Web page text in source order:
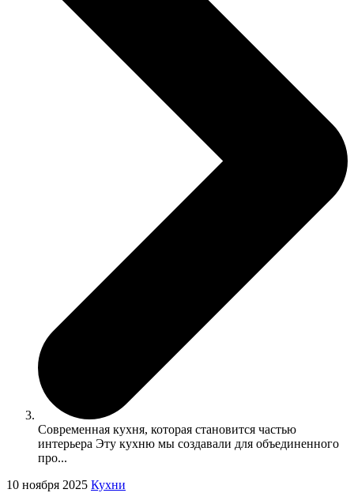
Современная кухня, которая становится частью
интерьера Эту кухню мы создавали для объединенного
про...
10 ноября 2025 Кухни